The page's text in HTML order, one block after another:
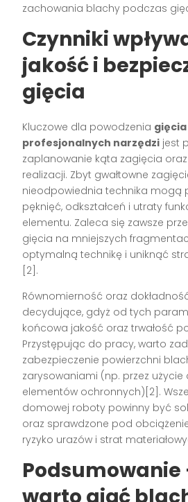
zachowania blachy podczas
Czynniki
jakość i
gięcia
Kluczowe dla powodzenia
profesjonalnych narzędzi jest
zaplanowanie kąta zagięcia
realizacji. Zbyt gwałtowne
nieodpowiednia technika mogą
pęknięć, odkształceń i utraty
elementu. Zaleca się zawsze
gięcia na mniejszych
optymalną technikę i uniknąć
[2].
Równomierność oraz
decydujące, gdyż od tych
końcowa jakość oraz trwałość
Przystępując do pracy, warto
zabezpieczenie powierzchni
zarysowaniami (np. przez użycie
elementów ochronnych)[2].
domowej roboty powinny być
oraz sprawdzone pod
ryzyko urazów i strat
Podsumowanie
warto giąć